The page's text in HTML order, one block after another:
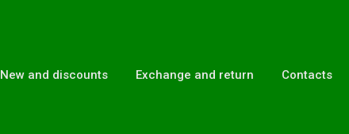
New and discounts Exchange and return Contacts